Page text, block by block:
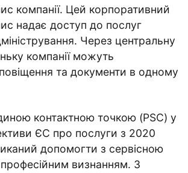
компанії. Цей корпоративний
надає доступ до послуг
Через центральну
компанії можуть
та документи в одному
контактною точкою (PSC) у
ЄС про послуги з 2020
допомогти з сервісною
професійним визнанням. З